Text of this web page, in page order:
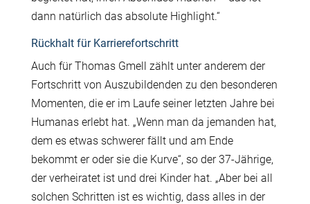
dann natürlich das absolute Highlight.“
Rückhalt für Karrierefortschritt
Auch für Thomas Gmell zählt unter anderem der
Fortschritt von Auszubildenden zu den besonderen
Momenten, die er im Laufe seiner letzten Jahre bei
Humanas erlebt hat. „Wenn man da jemanden hat,
dem es etwas schwerer fällt und am Ende
bekommt er oder sie die Kurve“, so der 37-Jährige,
der verheiratet ist und drei Kinder hat. „Aber bei all
solchen Schritten ist es wichtig, dass alles in der